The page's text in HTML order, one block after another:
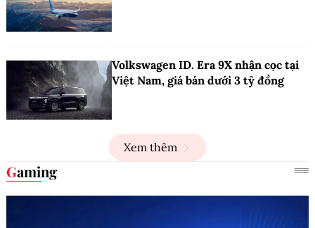
Volkswagen ID. Era 9X nhận cọc tại
Việt Nam, giá bán dưới 3 tỷ đồng
Xem thêm
Gaming